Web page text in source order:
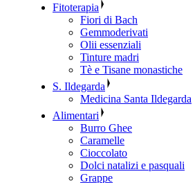
Fitoterapia
Fiori di Bach
Gemmoderivati
Olii essenziali
Tinture madri
Tè e Tisane monastiche
S. Ildegarda
Medicina Santa Ildegarda
Alimentari
Burro Ghee
Caramelle
Cioccolato
Dolci natalizi e pasquali
Grappe